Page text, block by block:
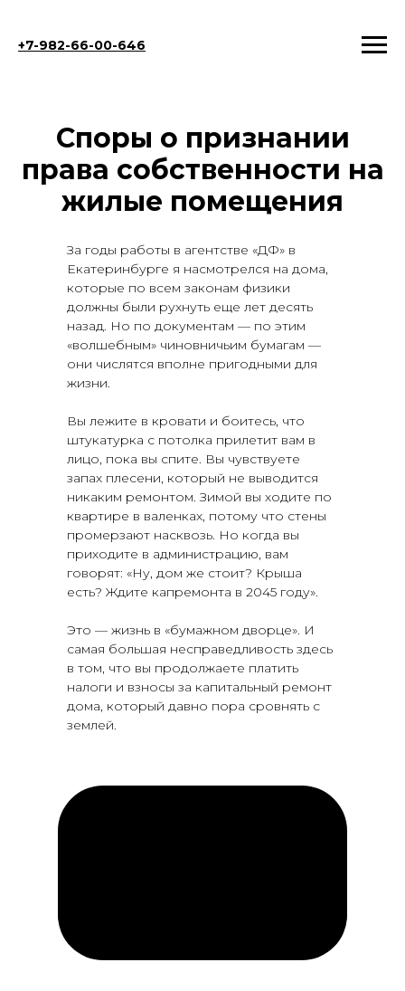
+7-982-66-00-646
Споры о признании
права собственности на
жилые помещения
За годы работы в агентстве «ДФ» в
Екатеринбурге я насмотрелся на дома,
которые по всем законам физики
должны были рухнуть еще лет десять
назад. Но по документам — по этим
«волшебным» чиновничьим бумагам —
они числятся вполне пригодными для
жизни.
Вы лежите в кровати и боитесь, что
штукатурка с потолка прилетит вам в
лицо, пока вы спите. Вы чувствуете
запах плесени, который не выводится
никаким ремонтом. Зимой вы ходите по
квартире в валенках, потому что стены
промерзают насквозь. Но когда вы
приходите в администрацию, вам
говорят: «Ну, дом же стоит? Крыша
есть? Ждите капремонта в 2045 году».
Это — жизнь в «бумажном дворце». И
самая большая несправедливость здесь
в том, что вы продолжаете платить
налоги и взносы за капитальный ремонт
дома, который давно пора сровнять с
землей.